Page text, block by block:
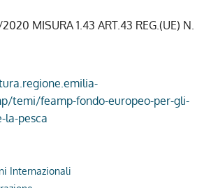
MISURA 1.43 ART.43 REG.(UE) N.
temi/feamp-fondo-europeo-per-gli-
pesca
Internazionali